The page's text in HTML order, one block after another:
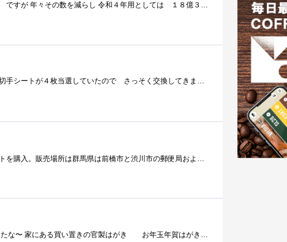
平成２３年には３８億枚以上 発行されたお年玉付き年賀はがき ですが 年々その数を減らし 令和４年用としては １８億３０００万枚となっ�...
令和３年度 お年玉年賀はがき 当選番号が発表されております切手シートが４枚当選していたので さっそく交換してきました
今回は切手シート、切手台紙、ポストカード、ステッカーのセットを購入。販売場所は群馬県は前橋市と渋川市の郵便局およびネット販売のみ。�...
昨年の１０月 郵便料金値上げ ちょっと前にも そんなことあったな〜 家にある買い置きの官製はがき お年玉年賀はがきで当選してもらっ�...